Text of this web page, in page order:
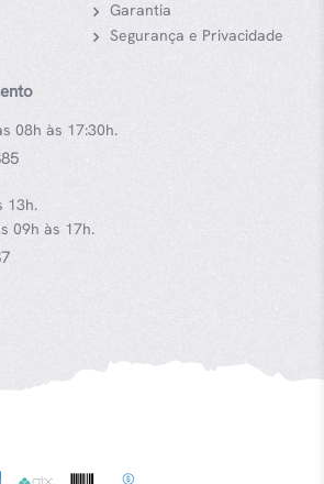
Garantia
Segurança e Privacidade
08h às 17:30h.
13h.
09h às 17h.